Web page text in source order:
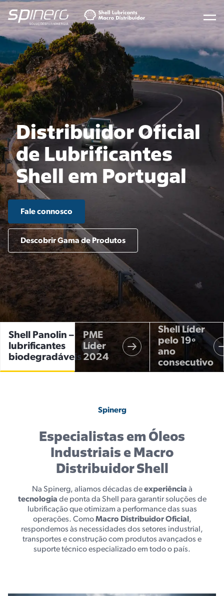
Distribuidor Oficial
de Lubrificantes
Shell em Portugal
Fale connosco
Descobrir Gama de Produtos
Shell Panolin –
lubrificantes
biodegradáveis
PME
Líder
2024
Shell Líder
pelo 19º
ano
consecutivo
Spinerg
Especialistas em Óleos
Industriais e Macro
Distribuidor Shell
Na Spinerg, aliamos décadas deexperiência à
tecnologia de ponta da Shell para garantir soluções de
lubrificação que otimizam a performance das suas
operações. ComoMacro Distribuidor Oficial ,
respondemos às necessidades dos setores industrial,
transportes e construção com produtos avançados e
suporte técnico especializado em todo o país.